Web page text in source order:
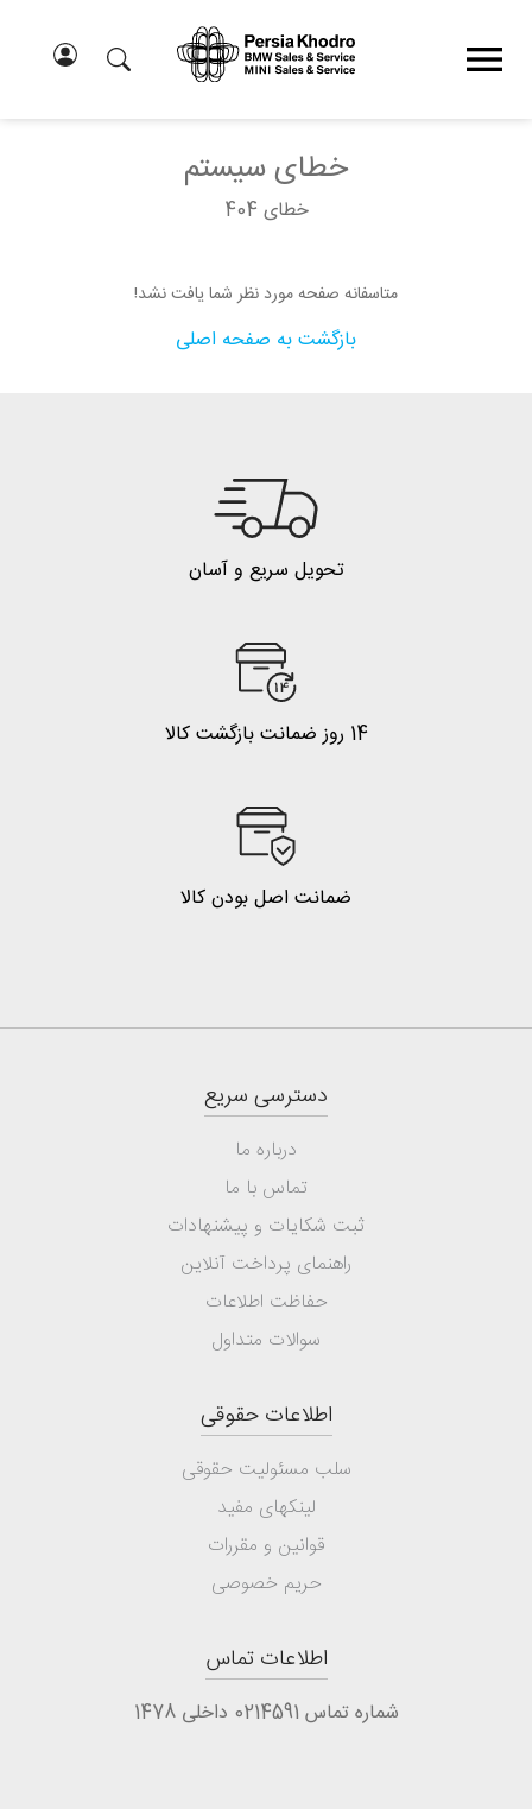
خطای سیستم
خطای 404
متاسفانه صفحه مورد نظر شما یافت نشد!
بازگشت به صفحه اصلی
تحویل سریع و آسان
14 روز ضمانت بازگشت کالا
ضمانت اصل بودن کالا
دسترسی سریع
درباره ما
تماس با ما
ثبت شکایات و پیشنهادات
راهنمای پرداخت آنلاین
حفاظت اطلاعات
سوالات متداول
اطلاعات حقوقی
سلب مسئولیت حقوقی
لینکهای مفید
قوانین و مقررات
حریم خصوصی
اطلاعات تماس
شماره تماس 0214591 داخلی 1478